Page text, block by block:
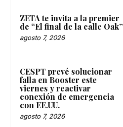
ZETA te invita a la premier
de “El final de la calle Oak”
agosto 7, 2026
CESPT prevé solucionar
falla en Booster este
viernes y reactivar
conexión de emergencia
con EE.UU.
agosto 7, 2026